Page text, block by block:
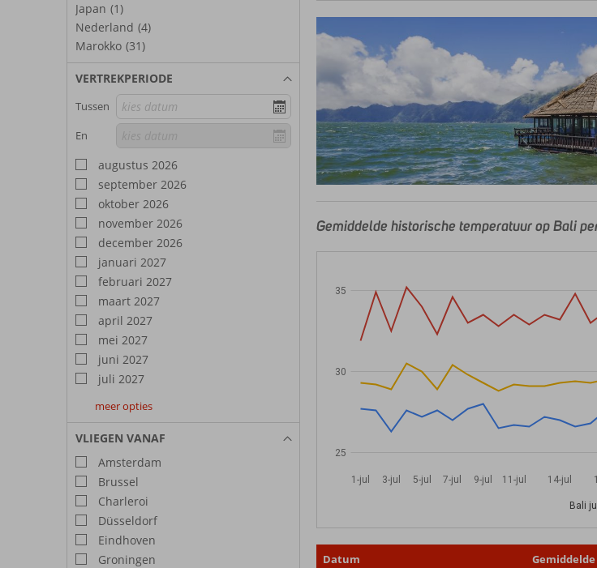
Japan (1)
Nederland (4)
Marokko (31)
VERTREKPERIODE
Tussen
En
augustus 2026
september 2026
oktober 2026
november 2026
december 2026
januari 2027
februari 2027
maart 2027
april 2027
mei 2027
juni 2027
juli 2027
augustus
2027
september
2027
oktober
2027
meer opties
VLIEGEN VANAF
Amsterdam
Brussel
Charleroi
Düsseldorf
Eindhoven
Groningen
Gemiddelde historische temperatuur op Bali
1-jul 3-jul 5-jul 7-jul 9-jul 11-jul 14-jul
Bali
25
30
35
Datum